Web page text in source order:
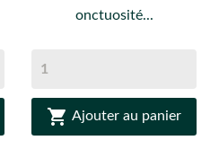
onctuosité...
 Ajouter au panier